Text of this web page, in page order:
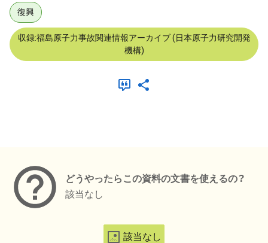
復興
収録:福島原子力事故関連情報アーカイブ (日本原子力研究開発
機構)
どうやったらこの資料の文書を使えるの？
該当なし
該当なし